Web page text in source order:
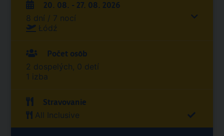
20. 08. - 27. 08. 2026
8 dní / 7 nocí
Łódź
Počet osôb
2 dospelých, 0 detí
1 izba
Stravovanie
All Inclusive